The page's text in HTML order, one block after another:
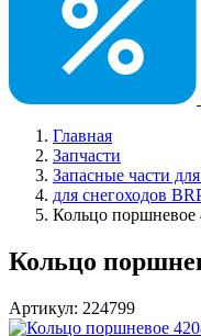
Главная
Запчасти
Запасные части
для снегоходов
Кольцо поршневое
Кольцо
Артикул: 224799